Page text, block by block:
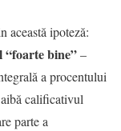
această ipoteză:
bine”–
a procentului
calificativul
parte a